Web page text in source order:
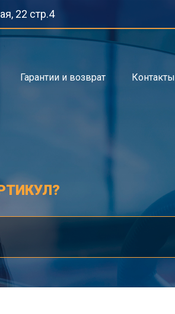
22 стр.4
Гарантии и возврат Контакты